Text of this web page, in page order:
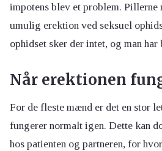
impotens blev et problem.
umulig erektion ved seksuel
ophidset sker der intet, og man
Når erektionen
For de fleste mænd er det en stor
fungerer normalt igen. Dette kan
hos patienten og partneren, for